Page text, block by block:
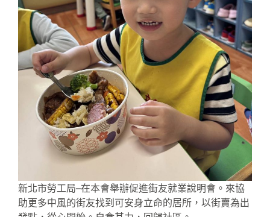
新北市勞工局–在本會舉辦促進街友就業說明會。來協
助更多中風的街友找到可安身立命的居所，以街賣為出